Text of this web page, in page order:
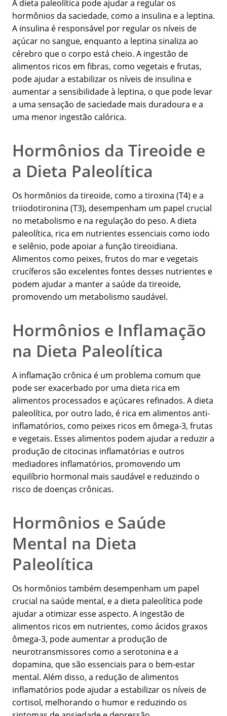
A dieta paleolítica pode ajudar a regular os
hormônios da saciedade, como a insulina e a leptina.
A insulina é responsável por regular os níveis de
açúcar no sangue, enquanto a leptina sinaliza ao
cérebro que o corpo está cheio. A ingestão de
alimentos ricos em fibras, como vegetais e frutas,
pode ajudar a estabilizar os níveis de insulina e
aumentar a sensibilidade à leptina, o que pode levar
a uma sensação de saciedade mais duradoura e a
uma menor ingestão calórica.
Hormônios da Tireoide e
a Dieta Paleolítica
Os hormônios da tireoide, como a tiroxina (T4) e a
triiodotironina (T3), desempenham um papel crucial
no metabolismo e na regulação do peso. A dieta
paleolítica, rica em nutrientes essenciais como iodo
e selênio, pode apoiar a função tireoidiana.
Alimentos como peixes, frutos do mar e vegetais
crucíferos são excelentes fontes desses nutrientes e
podem ajudar a manter a saúde da tireoide,
promovendo um metabolismo saudável.
Hormônios e Inflamação
na Dieta Paleolítica
A inflamação crônica é um problema comum que
pode ser exacerbado por uma dieta rica em
alimentos processados e açúcares refinados. A dieta
paleolítica, por outro lado, é rica em alimentos anti-
inflamatórios, como peixes ricos em ômega-3, frutas
e vegetais. Esses alimentos podem ajudar a reduzir a
produção de citocinas inflamatórias e outros
mediadores inflamatórios, promovendo um
equilíbrio hormonal mais saudável e reduzindo o
risco de doenças crônicas.
Hormônios e Saúde
Mental na Dieta
Paleolítica
Os hormônios também desempenham um papel
crucial na saúde mental, e a dieta paleolítica pode
ajudar a otimizar esse aspecto. A ingestão de
alimentos ricos em nutrientes, como ácidos graxos
ômega-3, pode aumentar a produção de
neurotransmissores como a serotonina e a
dopamina, que são essenciais para o bem-estar
mental. Além disso, a redução de alimentos
inflamatórios pode ajudar a estabilizar os níveis de
cortisol, melhorando o humor e reduzindo os